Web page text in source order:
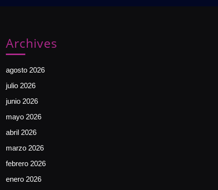
Archives
agosto 2026
julio 2026
junio 2026
mayo 2026
abril 2026
marzo 2026
febrero 2026
enero 2026